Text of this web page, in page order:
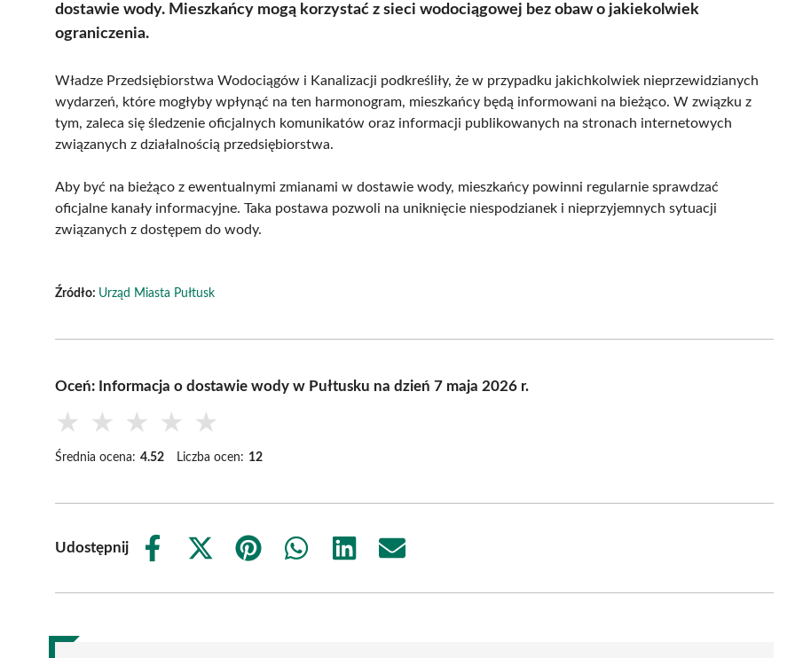
dostawie wody. Mieszkańcy mogą korzystać z sieci wodociągowej bez obaw o jakiekolwiek
ograniczenia.
Władze Przedsiębiorstwa Wodociągów i Kanalizacji podkreśliły, że w przypadku jakichkolwiek nieprzewidzianych
wydarzeń, które mogłyby wpłynąć na ten harmonogram, mieszkańcy będą informowani na bieżąco. W związku z
tym, zaleca się śledzenie oficjalnych komunikatów oraz informacji publikowanych na stronach internetowych
związanych z działalnością przedsiębiorstwa.
Aby być na bieżąco z ewentualnymi zmianami w dostawie wody, mieszkańcy powinni regularnie sprawdzać
oficjalne kanały informacyjne. Taka postawa pozwoli na uniknięcie niespodzianek i nieprzyjemnych sytuacji
związanych z dostępem do wody.
Źródło: Urząd Miasta Pułtusk
Oceń: Informacja o dostawie wody w Pułtusku na dzień 7 maja 2026 r.
★ ★ ★ ★ ★
Średnia ocena: 4.52 Liczba ocen: 12
Udostępnij
Share
Share
(Twitter)
Share
Share
Share
Share